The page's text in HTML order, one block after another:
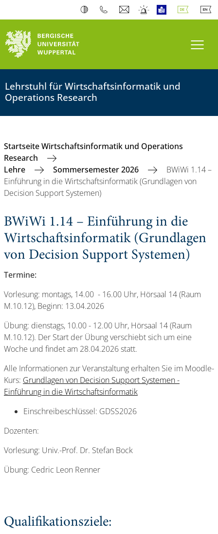
Lehrstuhl für Wirtschaftsinformatik und
Operations Research
Startseite Wirtschaftsinformatik und Operations
Research
Lehre
Sommersemester 2026
BWiWi 1.14 –
Einführung in die Wirtschaftsinformatik (Grundlagen von
Decision Support Systemen)
BWiWi 1.14 – Einführung in die
Wirtschaftsinformatik (Grundlagen
von Decision Support Systemen)
Termine:
Vorlesung: montags, 14.00 - 16.00 Uhr, Hörsaal 14 (Raum
M.10.12), Beginn: 13.04.2026
Übung: dienstags, 10.00 - 12.00 Uhr, Hörsaal 14 (Raum
M.10.12). Der Start der Übung verschiebt sich um eine
Woche und findet am 28.04.2026 statt.
Alle Informationen zur Veranstaltung erhalten Sie im Moodle-
Kurs: Grundlagen von Decision Support Systemen -
Einführung in die Wirtschaftsinformatik
Einschreibeschlüssel: GDSS2026
Dozenten:
Vorlesung: Univ.-Prof. Dr. Stefan Bock
Übung: Cedric Leon Renner
Qualifikationsziele: